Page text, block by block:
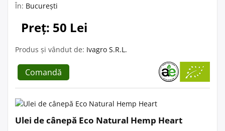
În: București
Preț: 50 Lei
Produs și vândut de: Ivagro S.R.L.
Comandă
Ulei de cânepă Eco Natural Hemp Heart